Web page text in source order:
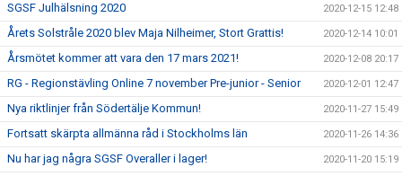
SGSF Julhälsning 2020 2020-12-15 12:48
Årets Solstråle 2020 blev Maja Nilheimer, Stort Grattis! 2020-12-14 10:01
Årsmötet kommer att vara den 17 mars 2021! 2020-12-08 20:17
RG - Regionstävling Online 7 november Pre-junior - Senior 2020-12-01 12:47
Nya riktlinjer från Södertälje Kommun! 2020-11-27 15:49
Fortsatt skärpta allmänna råd i Stockholms län 2020-11-26 14:36
Nu har jag några SGSF Overaller i lager! 2020-11-20 15:19